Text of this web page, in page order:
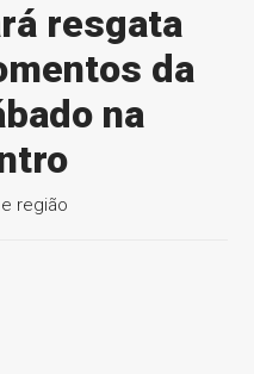
resgata
da
na
região